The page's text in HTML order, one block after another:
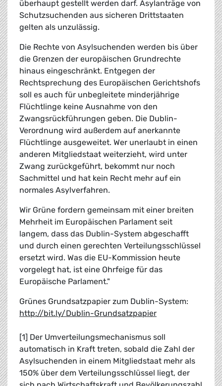
überhaupt gestellt werden darf. Asylanträge von
Schutzsuchenden aus sicheren Drittstaaten
gelten als unzulässig.
Die Rechte von Asylsuchenden werden bis über
die Grenzen der europäischen Grundrechte
hinaus eingeschränkt. Entgegen der
Rechtsprechung des Europäischen Gerichtshofs
soll es auch für unbegleitete minderjährige
Flüchtlinge keine Ausnahme von den
Zwangsrückführungen geben. Die Dublin-
Verordnung wird außerdem auf anerkannte
Flüchtlinge ausgeweitet. Wer unerlaubt in einen
anderen Mitgliedstaat weiterzieht, wird unter
Zwang zurückgeführt, bekommt nur noch
Sachmittel und hat kein Recht mehr auf ein
normales Asylverfahren.
Wir Grüne fordern gemeinsam mit einer breiten
Mehrheit im Europäischen Parlament seit
langem, dass das Dublin-System abgeschafft
und durch einen gerechten Verteilungsschlüssel
ersetzt wird. Was die EU-Kommission heute
vorgelegt hat, ist eine Ohrfeige für das
Europäische Parlament."
Grünes Grundsatzpapier zum Dublin-System:
http://bit.ly/Dublin-Grundsatzpapier
[1] Der Umverteilungsmechanismus soll
automatisch in Kraft treten, sobald die Zahl der
Asylsuchenden in einem Mitgliedstaat mehr als
150% über dem Verteilungsschlüssel liegt, der